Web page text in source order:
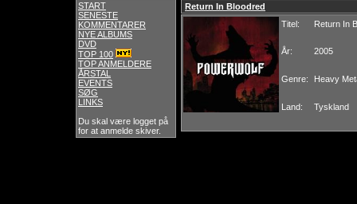
START
SENESTE
KOMMENTARER
NYE ALBUMS
DVD
TOP 100
TOP ANMELDERE
ÅRSTAL
EVENTS
SØG
LINKS
Du skal være logget på
for at anmelde skiver.
Return In Bloodred
Titel:
Return In
År: 2005
Genre: Heavy
Land: Tyskland